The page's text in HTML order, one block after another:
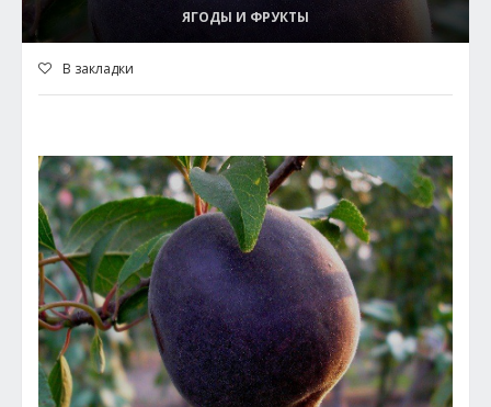
ЯГОДЫ И ФРУКТЫ
В закладки